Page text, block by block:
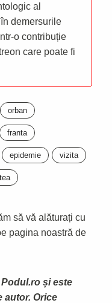
al
demersurile
o contribuție
care poate fi
orban
franta
epidemie vizita
să vă alăturați cu
pagina noastră de
și este
autor. Orice